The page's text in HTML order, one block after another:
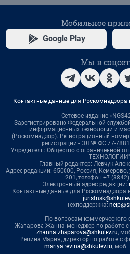
Мобильное
Google Play
Мы в
Контактные данные для Роскомнадзора
Сетевое издание
Зарегистрировано Федеральной
информационных технологий и
(Роскомнадзор). Регистрационный
регистрации - ЭЛ № ФС 77-
Учредитель: Общество с ограниченной
ТЕХНОЛОГИИ"
Главный редактор: Левчук
Адрес редакции: 650000, Россия, Кемерово,
201, телефон +7 (3842)
Электронный адрес редакции:
Контактные данные для Роскомнадзора
Техподдержка:
По вопросам коммерческого
Жапарова Жанна, менеджер по работе
zhanna.zhaparova@shkulev.ru,
Ревина Мария, директор по работе с
mariya.revina@shkulev.ru, моб.